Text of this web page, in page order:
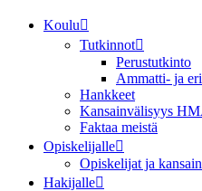
Koulu
Tutkinnot
Perustutkinto
Ammatti- ja
Hankkeet
Kansainvälisyys
Faktaa meistä
Opiskelijalle
Opiskelijat ja
Hakijalle